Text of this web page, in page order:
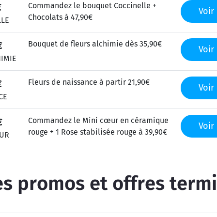
Commandez le bouquet Coccinelle +
Chocolats à 47,90€
Bouquet de fleurs alchimie dès 35,90€
Fleurs de naissance à partir 21,90€
Commandez le Mini cœur en céramique
rouge + 1 Rose stabilisée rouge à 39,90€
promos et offres